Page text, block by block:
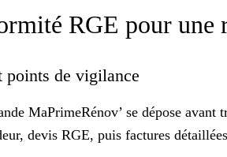
RGE pour une
points de vigilance
MaPrimeRénov’ se dépose avant
devis RGE, puis factures